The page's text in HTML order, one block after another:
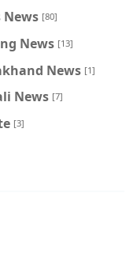
News [80]
News [13]
News [1]
News [7]
[3]